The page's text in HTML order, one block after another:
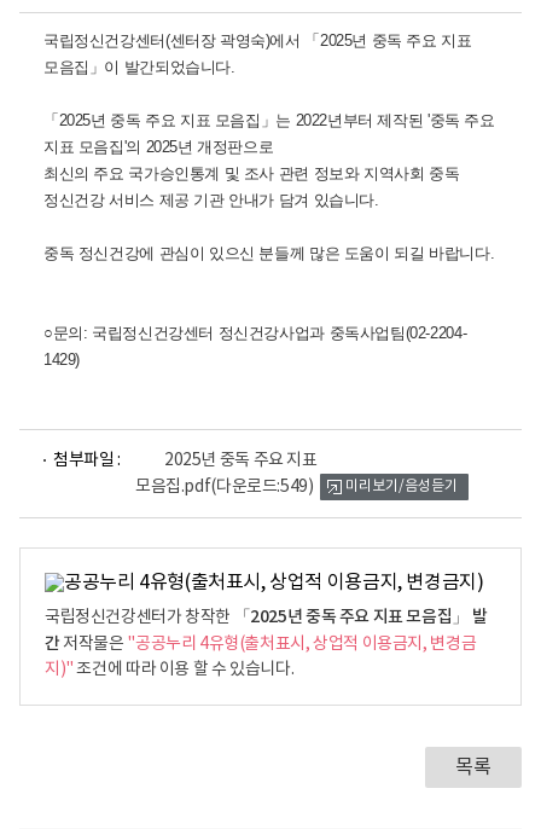
국립정신건강센터(센터장 곽영숙)에서 「2025년 중독 주요 지표
모음집」이 발간되었습니다.
「2025년 중독 주요 지표 모음집」는 2022년부터 제작된 '중독 주요
지표 모음집'의 2025년 개정판으로
최신의 주요 국가승인통계 및 조사 관련 정보와 지역사회 중독
정신건강 서비스 제공 기관 안내가 담겨 있습니다.
중독 정신건강에 관심이 있으신 분들께 많은 도움이 되길 바랍니다.
○문의: 국립정신건강센터 정신건강사업과 중독사업팀(02-2204-
1429)
첨부파일 :
2025년 중독 주요 지표
모음집.pdf(다운로드:549)
어
미리보기/음성듣기
국립정신건강센터가 창작한
「2025년 중독 주요 지표 모음집」 발
간 저작물은 "공공누리 4유형(출처표시, 상업적 이용금지, 변경금
지)"조건에 따라 이용 할 수 있습니다.
목록